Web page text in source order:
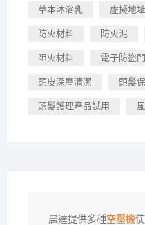
草本沐浴乳 虛擬地
防火材料 防火泥
阻火材料 電子防盜門
頭皮深層清潔 頭髮
頭髮護理產品試用
晨達提供多種空壓機